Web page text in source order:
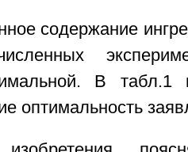
содержание
В табл.1
оптимальность